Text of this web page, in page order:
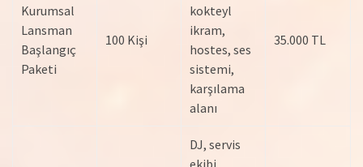
Kurumsal
Lansman
Başlangıç
Paketi
100 Kişi
kokteyl
ikram,
hostes, ses
sistemi,
karşılama
alanı
35.000 TL
DJ, servis
ekibi,